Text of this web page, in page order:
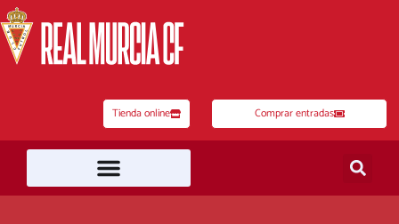
al
contenido
Tienda online Comprar entradas